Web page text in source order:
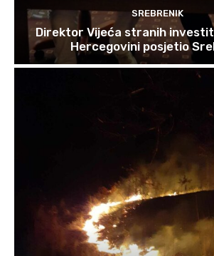
SREBRENIK
Direktor Vijeća stranih
Hercegovini posjetio